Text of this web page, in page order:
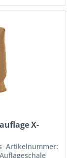
X-
Artikelnummer: